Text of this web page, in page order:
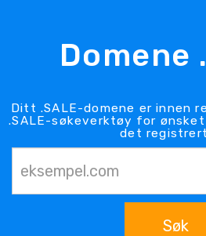
Domene
Ditt .SALE-domene er innen
.SALE-søkeverktøy for
det
Søk